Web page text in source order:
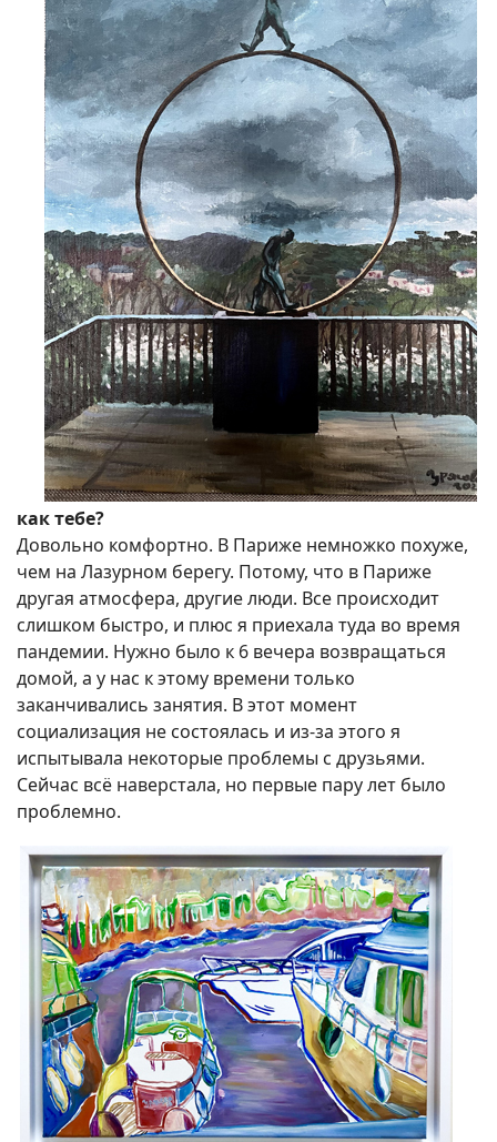
как тебе?
Довольно комфортно. В Париже немножко похуже,
чем на Лазурном берегу. Потому, что в Париже
другая атмосфера, другие люди. Все происходит
слишком быстро, и плюс я приехала туда во время
пандемии. Нужно было к 6 вечера возвращаться
домой, а у нас к этому времени только
заканчивались занятия. В этот момент
социализация не состоялась и из-за этого я
испытывала некоторые проблемы с друзьями.
Сейчас всё наверстала, но первые пару лет было
проблемно.